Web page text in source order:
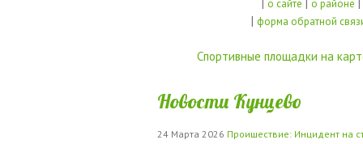
о сайте о районе
| форма обратной
Спортивные площадки на
Новости Кунцево
24 Марта 2026 Проишествие: Инцидент на